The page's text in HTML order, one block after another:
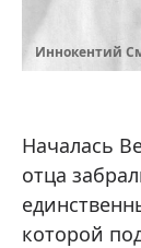
Иннокентий
Началась
отца
которой